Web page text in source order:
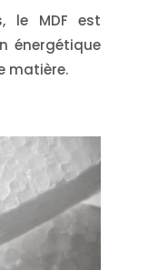
le MDF est
énergétique
matière.